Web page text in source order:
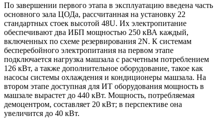
По завершении первого этапа в эксплуатацию введена часть
основного зала ЦОДа, рассчитанная на установку 22
стандартных стоек высотой 48U. Их электропитание
обеспечивают два ИБП мощностью 250 кВА каждый,
включенных по схеме резервирования 2N. К системам
бесперебойного электропитания на первом этапе
подключается нагрузка машзала с расчетным потреблением
126 кВт, а также дополнительное оборудование, такое как
насосы системы охлаждения и кондиционеры машзала. На
втором этапе доступная для ИТ оборудования мощность в
машзале вырастет до 440 кВт. Мощность, потребляемая
демоцентром, составляет 20 кВт; в перспективе она
увеличится до 40 кВт.